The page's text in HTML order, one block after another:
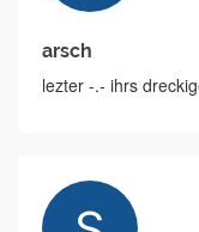
arsch
lezter -.- ihrs